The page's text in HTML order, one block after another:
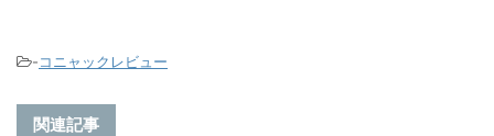
-コニャックレビュー
関連記事